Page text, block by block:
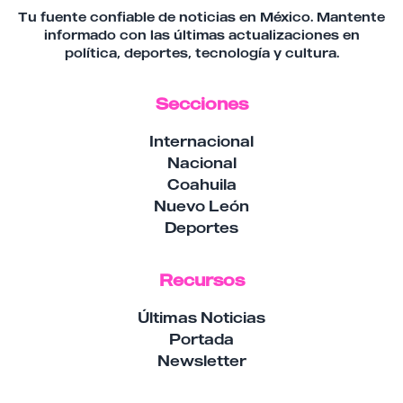
Tu fuente confiable de noticias en México. Mantente
informado con las últimas actualizaciones en
política, deportes, tecnología y cultura.
Secciones
Internacional
Nacional
Coahuila
Nuevo León
Deportes
Recursos
Últimas Noticias
Portada
Newsletter